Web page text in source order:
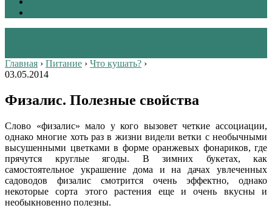
Главная › Питание › Что кушать? ›
03.05.2014
Физалис. Полезные свойства
Слово «физалис» мало у кого вызовет четкие ассоциации,
однако многие хоть раз в жизни видели ветки с необычными
высушенными цветками в форме оранжевых фонариков, где
прячутся круглые ягоды. В зимних букетах, как
самостоятельное украшение дома и на дачах увлеченных
садоводов физалис смотрится очень эффектно, однако
некоторые сорта этого растения еще и очень вкусны и
необыкновенно полезны.